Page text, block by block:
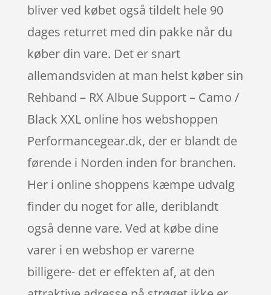
bliver ved købet også tildelt hele 90
dages returret med din pakke når du
køber din vare. Det er snart
allemandsviden at man helst køber sin
Rehband – RX Albue Support – Camo /
Black XXL online hos webshoppen
Performancegear.dk, der er blandt de
førende i Norden inden for branchen.
Her i online shoppens kæmpe udvalg
finder du noget for alle, deriblandt
også denne vare. Ved at købe dine
varer i en webshop er varerne
billigere- det er effekten af, at den